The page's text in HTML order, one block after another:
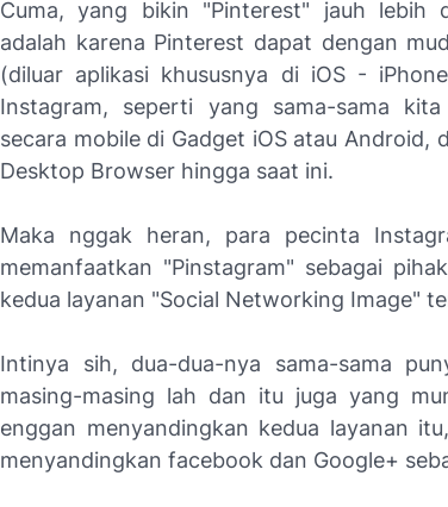
Cuma, yang bikin "Pinterest" jauh lebih
adalah karena Pinterest dapat dengan
(diluar aplikasi khususnya di iOS -
Instagram, seperti yang sama-sama
secara mobile di Gadget iOS atau Android,
Desktop Browser hingga saat ini.
Maka nggak heran, para pecinta
memanfaatkan "Pinstagram" sebagai
kedua layanan "Social Networking Image"
Intinya sih, dua-dua-nya sama-sama
masing-masing lah dan itu juga yang
enggan menyandingkan kedua layanan
menyandingkan facebook dan Google+